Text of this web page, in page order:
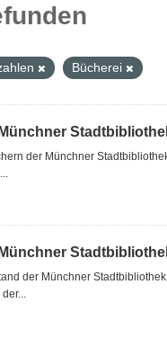
Bücherei
der Münchner
der Münchner